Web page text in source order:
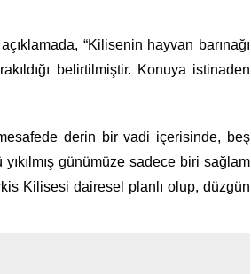
“Kilisenin hayvan barınağı
belirtilmiştir. Konuya istinaden
derin bir vadi içerisinde, beş
günümüze sadece biri sağlam
Kilisesi dairesel planlı olup, düzgün